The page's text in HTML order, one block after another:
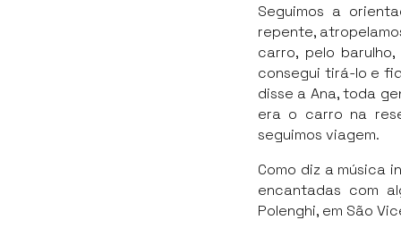
Seguimos a
repente,
carro, pelo
consegui tirá-lo e
disse a Ana, toda
era o carro na
seguimos viagem.
Como diz a música
encantadas com
Polenghi, em São